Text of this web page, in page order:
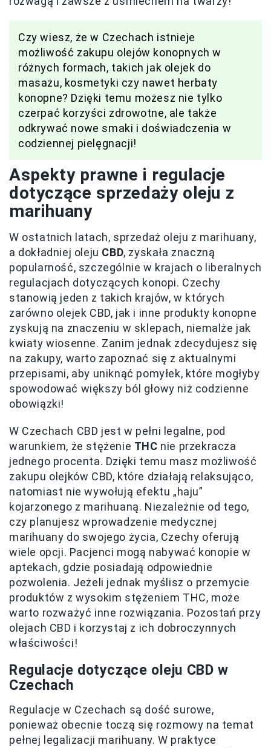
Czy wiesz, że w Czechach istnieje
możliwość zakupu olejów konopnych w
różnych formach, takich jak olejek do
masażu, kosmetyki czy nawet herbaty
konopne? Dzięki temu możesz nie tylko
czerpać korzyści zdrowotne, ale także
odkrywać nowe smaki i doświadczenia w
codziennej pielęgnacji!
Aspekty prawne i regulacje
dotyczące sprzedaży oleju z
marihuany
W ostatnich latach, sprzedaż oleju z marihuany,
a dokładniej oleju CBD, zyskała znaczną
popularność, szczególnie w krajach o liberalnych
regulacjach dotyczących konopi. Czechy
stanowią jeden z takich krajów, w których
zarówno olejek CBD, jak i inne produkty konopne
zyskują na znaczeniu w sklepach, niemalże jak
kwiaty wiosenne. Zanim jednak zdecydujesz się
na zakupy, warto zapoznać się z aktualnymi
przepisami, aby uniknąć pomyłek, które mogłyby
spowodować większy ból głowy niż codzienne
obowiązki!
W Czechach CBD jest w pełni legalne, pod
warunkiem, że stężenie THC nie przekracza
jednego procenta. Dzięki temu masz możliwość
zakupu olejków CBD, które działają relaksująco,
natomiast nie wywołują efektu „haju”
kojarzonego z marihuaną. Niezależnie od tego,
czy planujesz wprowadzenie medycznej
marihuany do swojego życia, Czechy oferują
wiele opcji. Pacjenci mogą nabywać konopie w
aptekach, gdzie posiadają odpowiednie
pozwolenia. Jeżeli jednak myślisz o przemycie
produktów z wysokim stężeniem THC, może
warto rozważyć inne rozwiązania. Pozostań przy
olejach CBD i korzystaj z ich dobroczynnych
właściwości!
Regulacje dotyczące oleju CBD w
Czechach
Regulacje w Czechach są dość surowe,
ponieważ obecnie toczą się rozmowy na temat
pełnej legalizacji marihuany. W praktyce